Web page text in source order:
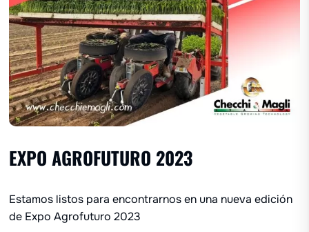
EXPO AGROFUTURO 2023
Estamos listos para encontrarnos en una nueva edición
de Expo Agrofuturo 2023